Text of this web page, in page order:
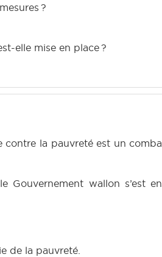
?
elle mise en place ?
la pauvreté est un
Gouvernement wallon s’est
de la pauvreté.